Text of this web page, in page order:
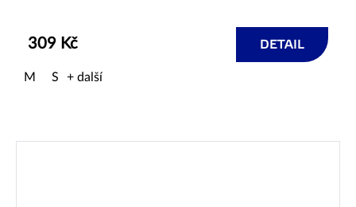
309 Kč DETAIL
M S + další